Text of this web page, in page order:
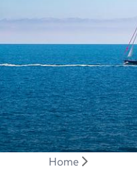
Home